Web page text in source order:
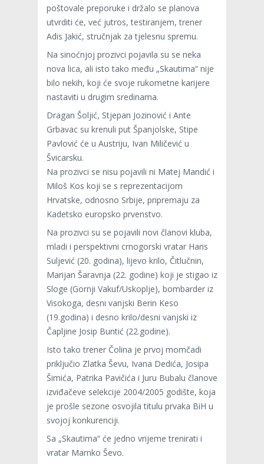
poštovale preporuke i držalo se planova
utvrditi će, već jutros, testiranjem, trener
Adis Jakić, stručnjak za tjelesnu spremu.
Na sinoćnjoj prozivci pojavila su se neka
nova lica, ali isto tako među „Skautima“ nije
bilo nekih, koji će svoje rukometne karijere
nastaviti u drugim sredinama.
Dragan Šoljić, Stjepan Jozinović i Ante
Grbavac su krenuli put Španjolske, Stipe
Pavlović će u Austriju, Ivan Miličević u
Švicarsku.
Na prozivci se nisu pojavili ni Matej Mandić i
Miloš Kos koji se s reprezentacijom
Hrvatske, odnosno Srbije, pripremaju za
Kadetsko europsko prvenstvo.
Na prozivci su se pojavili novi članovi kluba,
mladi i perspektivni crnogorski vratar Haris
Suljević (20. godina), lijevo krilo, Čitlučnin,
Marijan Šaravnja (22. godine) koji je stigao iz
Sloge (Gornji Vakuf/Uskoplje), bombarder iz
Visokoga, desni vanjski Berin Keso
(19.godina) i desno krilo/desni vanjski iz
Čapljine Josip Buntić (22.godine).
Isto tako trener Čolina je prvoj momčadi
priključio Zlatka Ševu, Ivana Dedića, Josipa
Šimića, Patrika Pavičića i Juru Bubalu članove
izviđačeve selekcije 2004/2005 godište, koja
je prošle sezone osvojila titulu prvaka BiH u
svojoj konkurenciji.
Sa „Skautima“ će jedno vrijeme trenirati i
vratar Marnko Ševo.